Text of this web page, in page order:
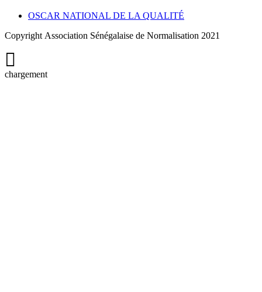
OSCAR NATIONAL DE LA QUALITÉ
Copyright Association Sénégalaise de Normalisation 2021
chargement